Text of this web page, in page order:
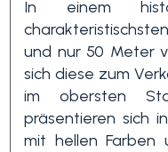
In einem
und nur 50 Meter
sich diese zum
im obersten
präsentieren sich
mit hellen Farben
Schlafzimmer
min.